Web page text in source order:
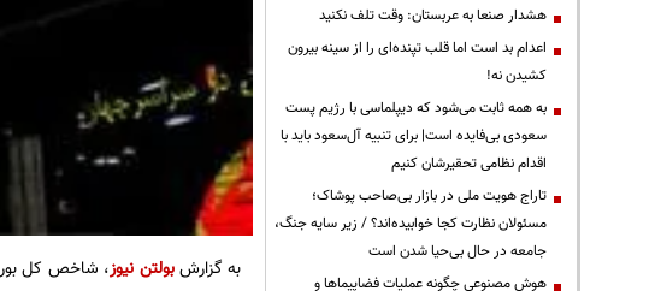
به گزارشبولتن نیوز
هشدار صنعا به عربستان: وقت تلف نکنید
اعدام بد است اما قلب تپنده‌ای را از سینه بیرون
کشیدن نه!
به همه ثابت می‌شود که دیپلماسی با رژیم پست
سعودی بی‌فایده است| برای تنبیه آل‌سعود باید با
اقدام نظامی تحقیرشان کنیم
تاراج هویت ملی در بازار بی‌صاحب پوشاک؛
مسئولان نظارت کجا خوابیده‌اند؟ / زیر سایه جنگ،
جامعه در حال بی‌حیا شدن است
هوش مصنوعی چگونه عملیات فضاپیماها و